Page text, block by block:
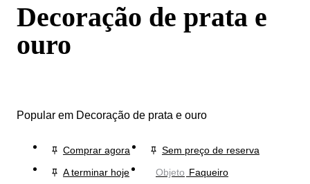
Decoração de prata e
ouro
Popular em Decoração de prata e ouro
Comprar agora
Sem preço de reserva
A terminar hoje
Objeto Faqueiro